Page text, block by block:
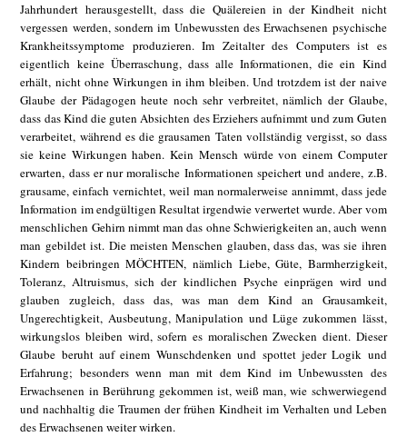
Jahrhundert herausgestellt, dass die Quälereien in der Kindheit nicht
vergessen werden, sondern im Unbewussten des Erwachsenen psychische
Krankheitssymptome produzieren. Im Zeitalter des Computers ist es
eigentlich keine Überraschung, dass alle Informationen, die ein Kind
erhält, nicht ohne Wirkungen in ihm bleiben. Und trotzdem ist der naive
Glaube der Pädagogen heute noch sehr verbreitet, nämlich der Glaube,
dass das Kind die guten Absichten des Erziehers aufnimmt und zum Guten
verarbeitet, während es die grausamen Taten vollständig vergisst, so dass
sie keine Wirkungen haben. Kein Mensch würde von einem Computer
erwarten, dass er nur moralische Informationen speichert und andere, z.B.
grausame, einfach vernichtet, weil man normalerweise annimmt, dass jede
Information im endgültigen Resultat irgendwie verwertet wurde. Aber vom
menschlichen Gehirn nimmt man das ohne Schwierigkeiten an, auch wenn
man gebildet ist. Die meisten Menschen glauben, dass das, was sie ihren
Kindern beibringen MÖCHTEN, nämlich Liebe, Güte, Barmherzigkeit,
Toleranz, Altruismus, sich der kindlichen Psyche einprägen wird und
glauben zugleich, dass das, was man dem Kind an Grausamkeit,
Ungerechtigkeit, Ausbeutung, Manipulation und Lüge zukommen lässt,
wirkungslos bleiben wird, sofern es moralischen Zwecken dient. Dieser
Glaube beruht auf einem Wunschdenken und spottet jeder Logik und
Erfahrung; besonders wenn man mit dem Kind im Unbewussten des
Erwachsenen in Berührung gekommen ist, weiß man, wie schwerwiegend
und nachhaltig die Traumen der frühen Kindheit im Verhalten und Leben
des Erwachsenen weiter wirken.